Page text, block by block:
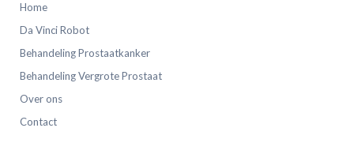
Home
Da Vinci Robot
Behandeling Prostaatkanker
Behandeling Vergrote Prostaat
Over ons
Contact